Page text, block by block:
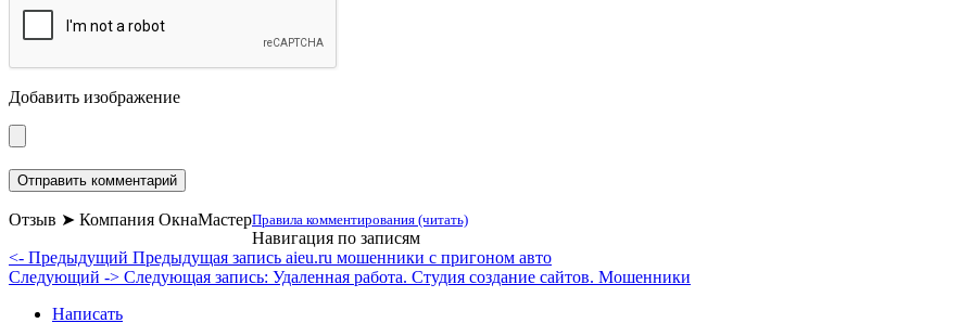
Добавить изображение
Правила комментирования (читать)
Отзыв ➤ Компания ОкнаМастер
Навигация по записям
<- Предыдущий Предыдущая запись aieu.ru мошенники с пригоном авто
Следующий -> Следующая запись: Удаленная работа. Студия создание сайтов. Мошенники
Написать